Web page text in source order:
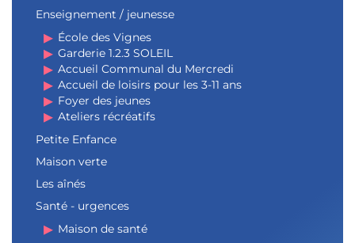
Enseignement / jeunesse
École des Vignes
Garderie 1.2.3 SOLEIL
Accueil Communal du Mercredi
Accueil de loisirs pour les 3-11 ans
Foyer des jeunes
Ateliers récréatifs
Petite Enfance
Maison verte
Les aînés
Santé - urgences
Maison de santé